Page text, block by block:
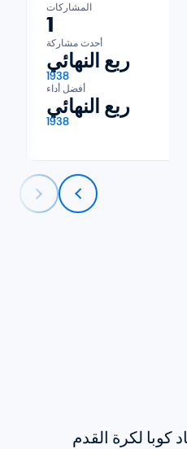
المشاركات
1
أحدث مشاركة
ربع النهائي
1938
أفضل أداء
ربع النهائي
1938
كوبا لكرة القدم